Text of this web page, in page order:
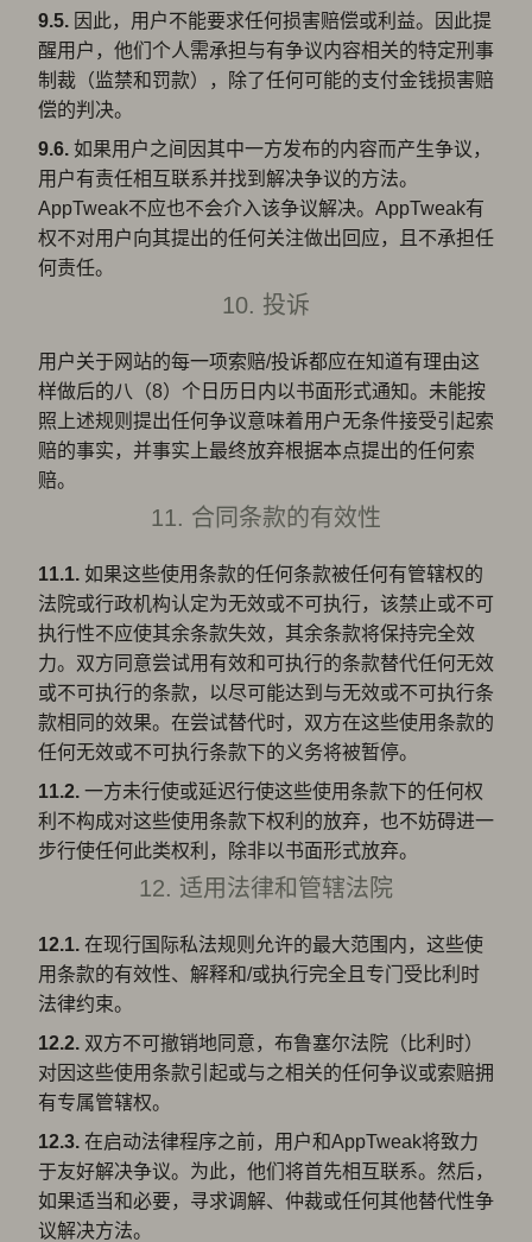
9.5. 因此，用户不能要求任何损害赔偿或利益。因此提
醒用户，他们个人需承担与有争议内容相关的特定刑事
制裁（监禁和罚款），除了任何可能的支付金钱损害赔
偿的判决。
9.6. 如果用户之间因其中一方发布的内容而产生争议，
用户有责任相互联系并找到解决争议的方法。
AppTweak不应也不会介入该争议解决。AppTweak有
权不对用户向其提出的任何关注做出回应，且不承担任
何责任。
10. 投诉
用户关于网站的每一项索赔/投诉都应在知道有理由这
样做后的八（8）个日历日内以书面形式通知。未能按
照上述规则提出任何争议意味着用户无条件接受引起索
赔的事实，并事实上最终放弃根据本点提出的任何索
赔。
11. 合同条款的有效性
11.1. 如果这些使用条款的任何条款被任何有管辖权的
法院或行政机构认定为无效或不可执行，该禁止或不可
执行性不应使其余条款失效，其余条款将保持完全效
力。双方同意尝试用有效和可执行的条款替代任何无效
或不可执行的条款，以尽可能达到与无效或不可执行条
款相同的效果。在尝试替代时，双方在这些使用条款的
任何无效或不可执行条款下的义务将被暂停。
11.2. 一方未行使或延迟行使这些使用条款下的任何权
利不构成对这些使用条款下权利的放弃，也不妨碍进一
步行使任何此类权利，除非以书面形式放弃。
12. 适用法律和管辖法院
12.1. 在现行国际私法规则允许的最大范围内，这些使
用条款的有效性、解释和/或执行完全且专门受比利时
法律约束。
12.2. 双方不可撤销地同意，布鲁塞尔法院（比利时）
对因这些使用条款引起或与之相关的任何争议或索赔拥
有专属管辖权。
12.3. 在启动法律程序之前，用户和AppTweak将致力
于友好解决争议。为此，他们将首先相互联系。然后，
如果适当和必要，寻求调解、仲裁或任何其他替代性争
议解决方法。